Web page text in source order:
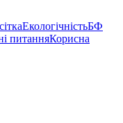
ЕкологічністьБФ
питанняКорисна